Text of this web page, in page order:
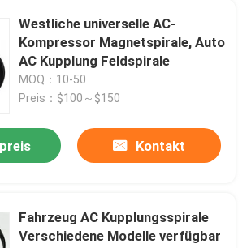
Westliche universelle AC-
Kompressor Magnetspirale, Auto
AC Kupplung Feldspirale
MOQ：10-50
Preis：$100～$150
Kontakt
Fahrzeug AC Kupplungsspirale
Verschiedene Modelle verfügbar